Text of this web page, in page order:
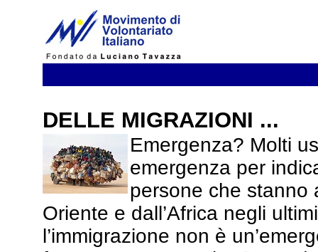
DELLE MIGRAZIONI ...
Emergenza? Molti
emergenza per
persone che stanno
Oriente e dall’Africa negli
l’immigrazione non è